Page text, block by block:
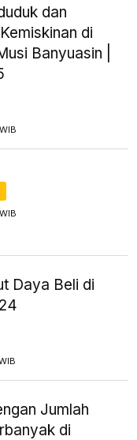
dan
di
Banyuasin |
Daya Beli di
Jumlah
di